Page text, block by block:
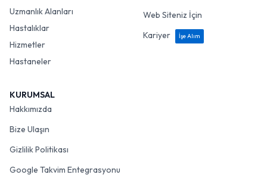
Uzmanlık Alanları
Hastalıklar
Hizmetler
Hastaneler
Web Siteniz İçin
Kariyer
İşe Alım
KURUMSAL
Hakkımızda
Bize Ulaşın
Gizlilik Politikası
Google Takvim Entegrasyonu